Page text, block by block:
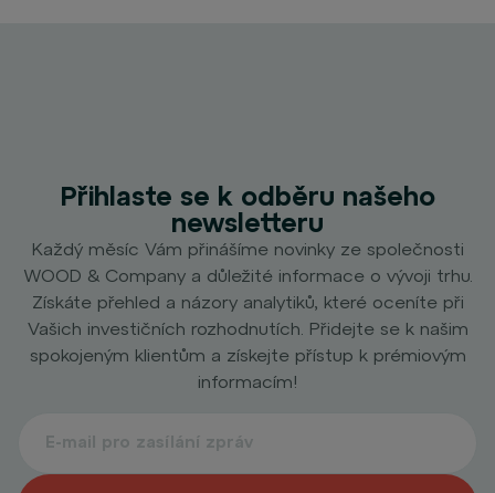
Přihlaste se k odběru našeho
newsletteru
Každý měsíc Vám přinášíme novinky ze společnosti
WOOD & Company a důležité informace o vývoji trhu.
Získáte přehled a názory analytiků, které oceníte při
Vašich investičních rozhodnutích. Přidejte se k našim
spokojeným klientům a získejte přístup k prémiovým
informacím!